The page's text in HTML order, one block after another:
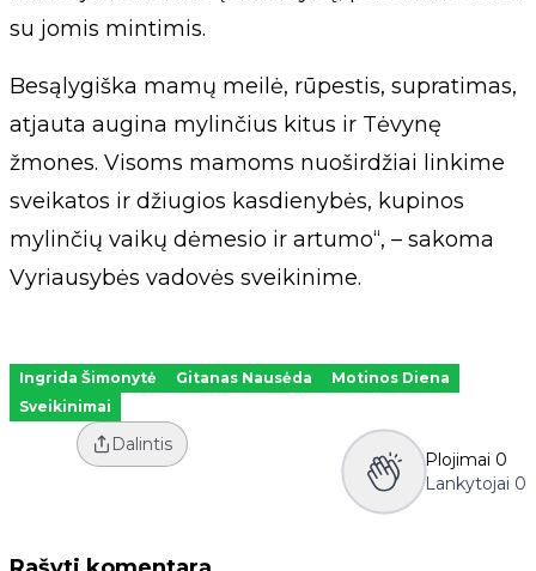
su jomis mintimis.
Besąlygiška mamų meilė, rūpestis, supratimas,
atjauta augina mylinčius kitus ir Tėvynę
žmones. Visoms mamoms nuoširdžiai linkime
sveikatos ir džiugios kasdienybės, kupinos
mylinčių vaikų dėmesio ir artumo“, – sakoma
Vyriausybės vadovės sveikinime.
Ingrida Šimonytė Gitanas Nausėda
Motinos Diena
Sveikinimai
Dalintis
Plojimai 0
Lankytojai 0